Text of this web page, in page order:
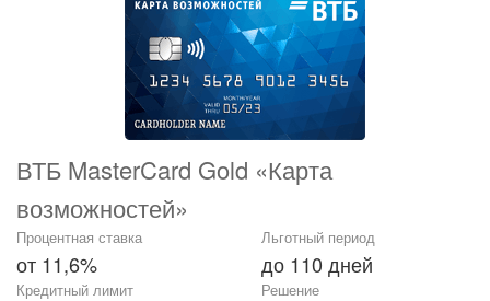
ВТБ MasterCard Gold «Карта
возможностей»
Процентная ставка
от 11,6%
Льготный период
до 110 дней
Кредитный лимит Решение